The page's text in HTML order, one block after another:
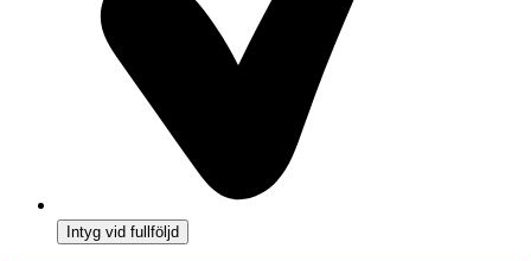
Intyg vid fullföljd